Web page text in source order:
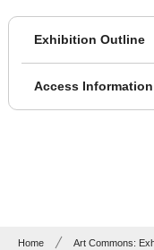
Exhibition Outline
Access Information
Home
Art Commons: